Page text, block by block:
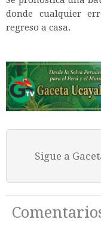
donde cualquier
regreso a casa.
Sigue a